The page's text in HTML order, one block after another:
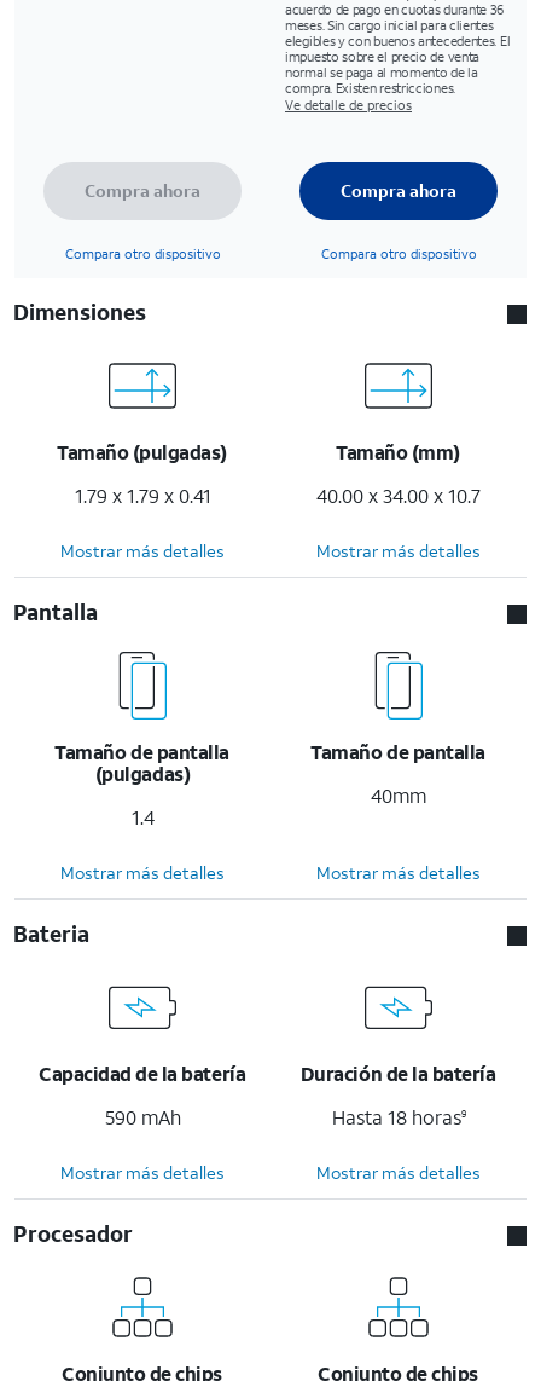
acuerdo de pago en cuotas durante 36
meses. Sin cargo inicial para clientes
elegibles y con buenos antecedentes. El
impuesto sobre el precio de venta
normal se paga al momento de la
compra. Existen restricciones.
Ve detalle de precios
Compra ahora
Compara otro dispositivo
Compra ahora
Compara otro dispositivo
Dimensiones
Tamaño (pulgadas)
1.79 x 1.79 x 0.41
Tamaño (mm)
40.00 x 34.00 x 10.7
Mostrar más detalles Mostrar más detalles
Pantalla
Tamaño de pantalla
(pulgadas)
1.4
Tamaño de pantalla
40mm
Mostrar más detalles Mostrar más detalles
Bateria
Capacidad de la batería
590 mAh
Duración de la batería
Hasta 18 horas9
Mostrar más detalles Mostrar más detalles
Procesador
Conjunto de chips
Conjunto de chips